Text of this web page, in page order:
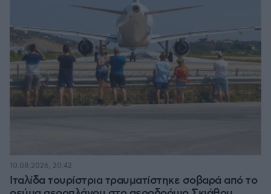
Ιταλίδα τουρίστρια τραυματίστηκε σοβαρά από το
10.08.2026, 20:42